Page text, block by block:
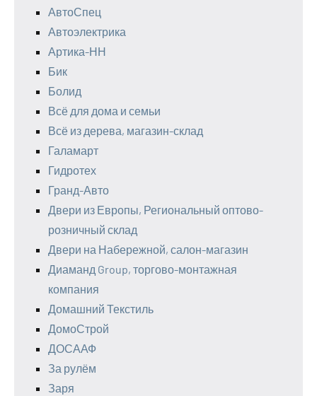
АвтоСпец
Автоэлектрика
Артика-НН
Бик
Болид
Всё для дома и семьи
Всё из дерева, магазин-склад
Галамарт
Гидротех
Гранд-Авто
Двери из Европы, Региональный оптово-
розничный склад
Двери на Набережной, салон-магазин
Диаманд Group, торгово-монтажная
компания
Домашний Текстиль
ДомоСтрой
ДОСААФ
За рулём
Заря